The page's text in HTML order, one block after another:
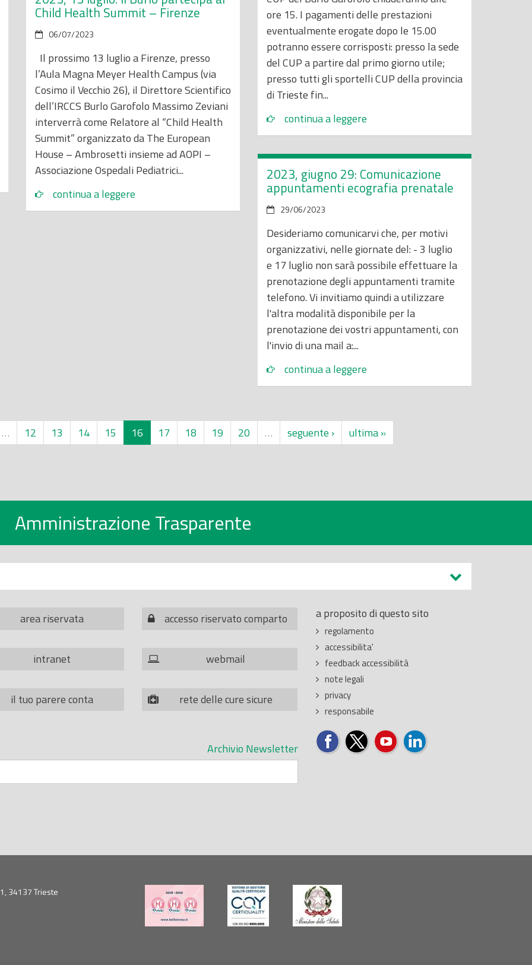
ore 15. I pagamenti delle prestazioni
eventualmente erogate dopo le 15.00
potranno essere corrisposti: presso la sede
del CUP a partire dal primo giorno utile;
presso tutti gli sportelli CUP della provincia
di Trieste fin...
continua a leggere
Child Health Summit – Firenze
06/07/2023
Il prossimo 13 luglio a Firenze, presso
l’Aula Magna Meyer Health Campus (via
Cosimo il Vecchio 26), il Direttore Scientifico
dell’IRCCS Burlo Garofolo Massimo Zeviani
interverrà come Relatore al “Child Health
Summit” organizzato da The European
House – Ambrosetti insieme ad AOPI –
Associazione Ospedali Pediatrici...
continua a leggere
2023, giugno 29: Comunicazione
appuntamenti ecografia prenatale
29/06/2023
Desideriamo comunicarvi che, per motivi
organizzativi, nelle giornate del: - 3 luglio
e 17 luglio non sarà possibile effettuare la
prenotazione degli appuntamenti tramite
telefono. Vi invitiamo quindi a utilizzare
l'altra modalità disponibile per la
prenotazione dei vostri appuntamenti, con
l'invio di una mail a:...
continua a leggere
… 12 13 14 15 16 17 18 19 20 … seguente › ultima »
Amministrazione Trasparente
area riservata accesso riservato comparto
intranet webmail
il tuo parere conta rete delle cure sicure
a proposito di questo sito
regolamento
accessibilita'
feedback accessibilità
note legali
privacy
responsabile
Archivio Newsletter
34137 Trieste